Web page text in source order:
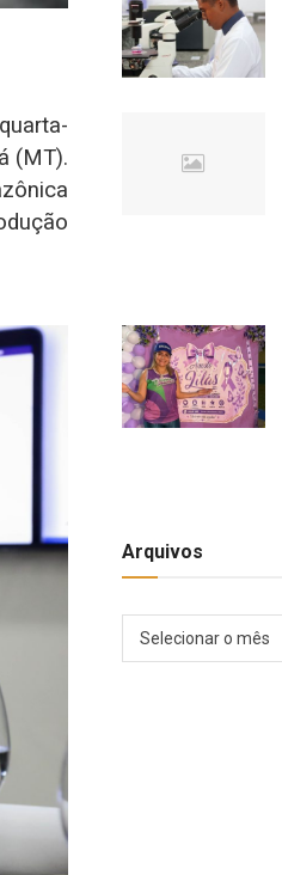
(MT).
Arquivos
Selecionar o mês